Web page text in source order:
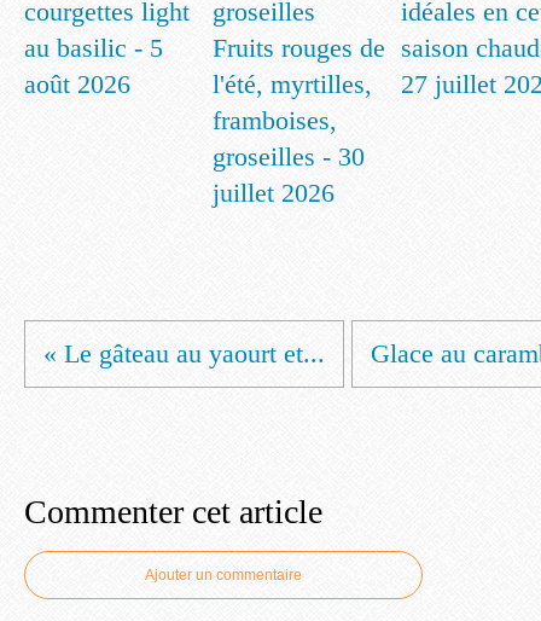
courgettes light
au basilic - 5
août 2026
Fruits rouges de
l'été, myrtilles,
framboises,
groseilles - 30
juillet 2026
idéales en
saison
27 juillet
« Le gâteau au yaourt et... Glace au
Commenter cet article
Ajouter un commentaire